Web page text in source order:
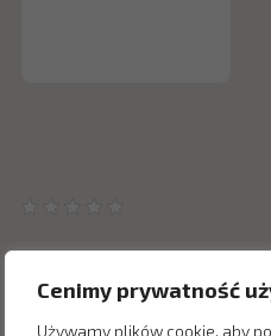
Cenimy prywatność
Używamy plików cookie, aby